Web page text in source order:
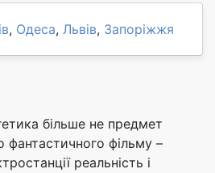
, Одеса, Львів, Запоріжжя
більше не предмет
фантастичного фільму –
реальність і